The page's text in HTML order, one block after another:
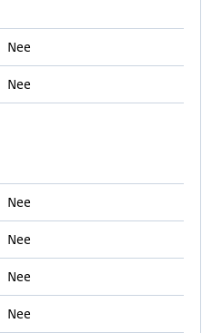
Nee
Nee
Nee
Nee
Nee
Nee